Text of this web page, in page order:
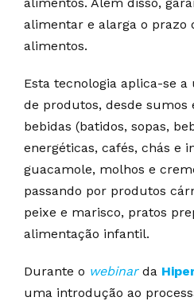
alimentar e alarga o prazo
alimentos.
Esta tecnologia aplica-se
de produtos, desde sumos
bebidas (batidos, sopas,
energéticas, cafés, chás e
guacamole, molhos e
passando por produtos
peixe e marisco, pratos
alimentação infantil.
Durante o webinar da
uma introdução ao